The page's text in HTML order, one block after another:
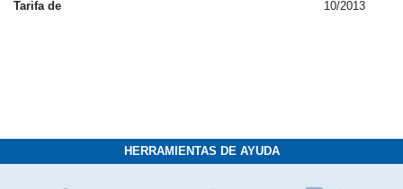
Tarifa de
10/2013
HERRAMIENTAS DE AYUDA